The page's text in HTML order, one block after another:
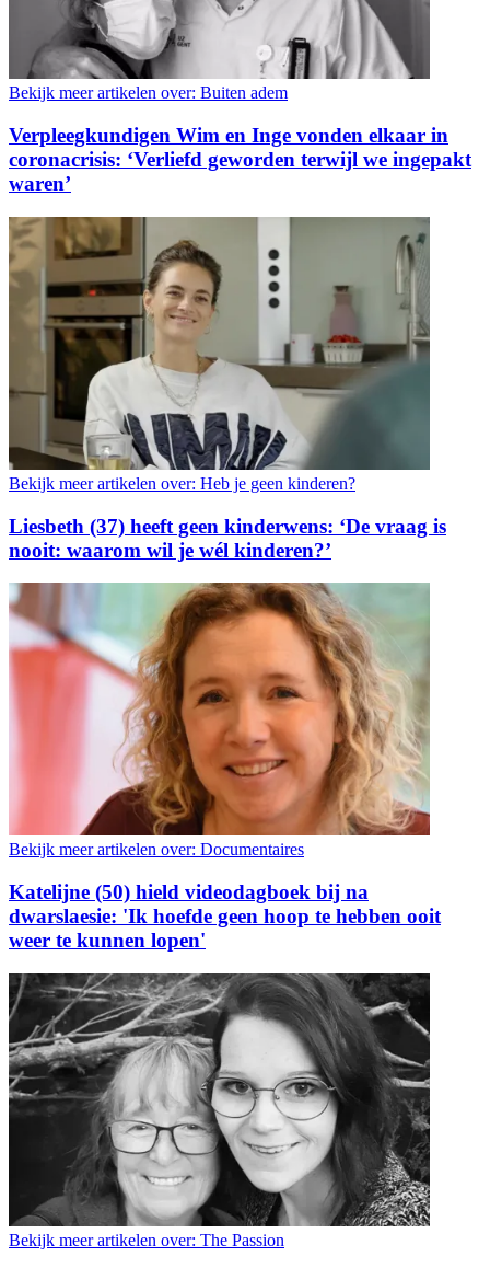
Bekijk meer artikelen over: Buiten adem
Verpleegkundigen Wim en Inge vonden elkaar in
coronacrisis: ‘Verliefd geworden terwijl we ingepakt
waren’
Bekijk meer artikelen over: Heb je geen kinderen?
Liesbeth (37) heeft geen kinderwens: ‘De vraag is
nooit: waarom wil je wél kinderen?’
Bekijk meer artikelen over: Documentaires
Katelijne (50) hield videodagboek bij na
dwarslaesie: 'Ik hoefde geen hoop te hebben ooit
weer te kunnen lopen'
Bekijk meer artikelen over: The Passion